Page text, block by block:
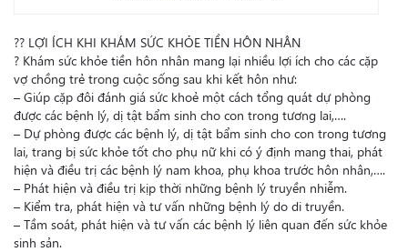
?? LỢI ÍCH KHI KHÁM SỨC KHỎE TIỀN HÔN NHÂN
? Khám sức khỏe tiền hôn nhân mang lại nhiều lợi ích cho các cặp
vợ chồng trẻ trong cuộc sống sau khi kết hôn như:
– Giúp cặp đôi đánh giá sức khoẻ một cách tổng quát dự phòng
được các bệnh lý, dị tật bẩm sinh cho con trong tương lai,….
– Dự phòng được các bệnh lý, dị tật bẩm sinh cho con trong tương
lai, trang bị sức khỏe tốt cho phụ nữ khi có ý định mang thai, phát
hiện và điều trị các bệnh lý nam khoa, phụ khoa trước hôn nhân,….
– Phát hiện và điều trị kịp thời những bệnh lý truyền nhiễm.
– Kiểm tra, phát hiện và tư vấn những bệnh lý do di truyền.
– Tầm soát, phát hiện và tư vấn các bệnh lý liên quan đến sức khỏe
sinh sản.